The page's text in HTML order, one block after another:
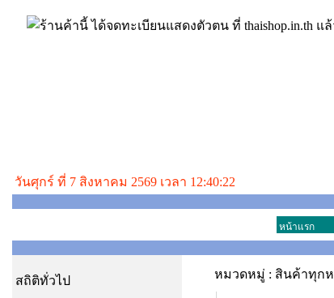
วันศุกร์ ที่ 7 สิงหาคม 2569 เวลา 12:40:22
หน้าแรก
สถิติทั่วไป หมวดหมู่ : สินค้าทุก